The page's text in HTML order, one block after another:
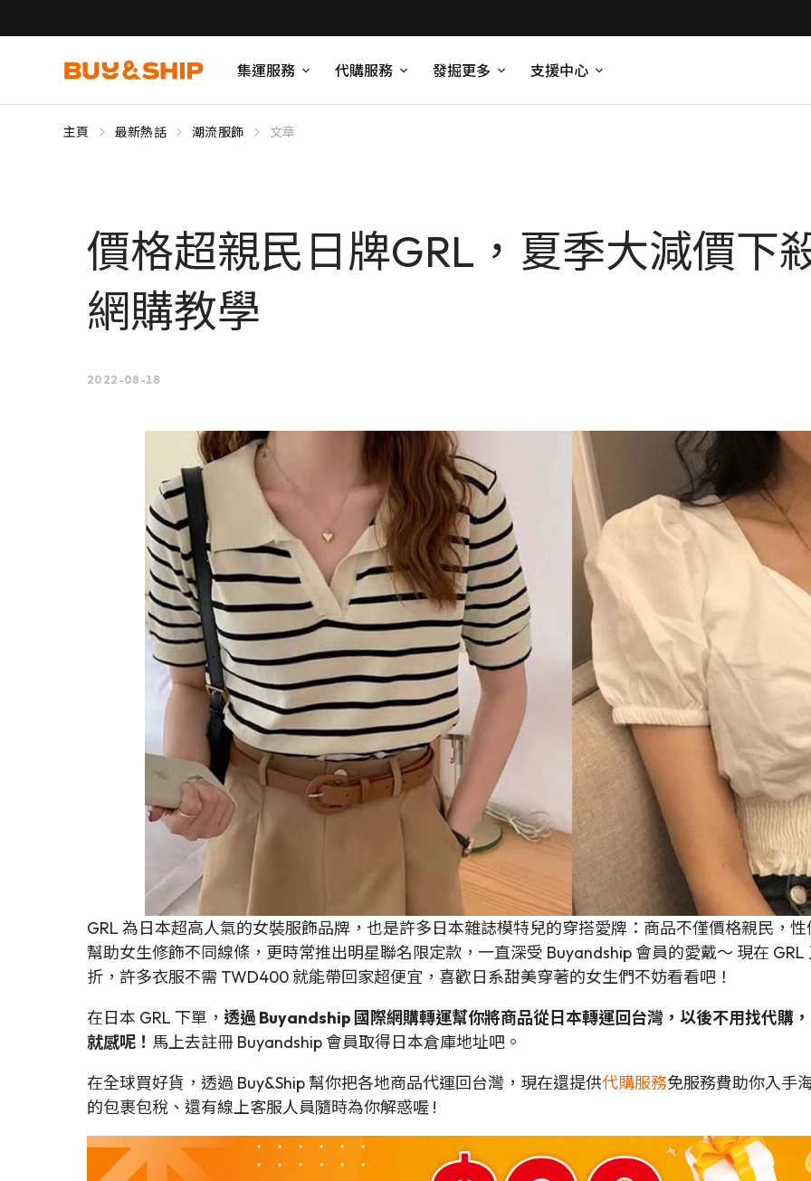
集運服務 代購服務 發掘更多 支援中心
主頁 最新熱話 潮流服飾 文章
價格超親民日牌GRL，夏季大減價下
網購教學
2022-08-18
GRL 為日本超高人氣的女裝服飾品牌，也是許多日本雜誌模特兒的穿搭愛牌：商品不僅價格親民，
幫助女生修飾不同線條，更時常推出明星聯名限定款，一直深受 Buyandship 會員的愛戴～ 現在
折，許多衣服不需 TWD400 就能帶回家超便宜，喜歡日系甜美穿著的女生們不妨看看吧！
在日本 GRL 下單， 透過 Buyandship 國際網購轉運幫你將商品從日本轉運回台灣，以後不用找代購
就感呢！ 馬上去註冊 Buyandship 會員取得日本倉庫地址吧。
在全球買好貨，透過 Buy&Ship 幫你把各地商品代運回台灣，現在還提供代購服務免服務費助你入手
的包裹包稅、還有線上客服人員隨時為你解惑喔 !